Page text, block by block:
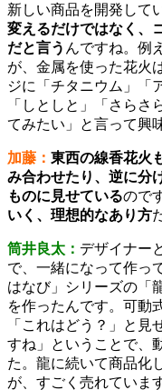
新しい商品を開発して
変えるだけではなく、
だと言う んですね。例
が、金属を使った花火
ジに「チタニウム」「
「しとしと」「さらさ
てみたい」と言って興
加藤： 東西の線香花火
み合わせたり、逆に分
ものに見せているので
いく、理想的なあり方
筒井良太： デザイナー
で、一緒になって作っ
はなび」シリーズの「
を作ったんです。可動
「これはどう？」と
すね」ということで、
た。龍に続いて商品化
が、すごく売れていま